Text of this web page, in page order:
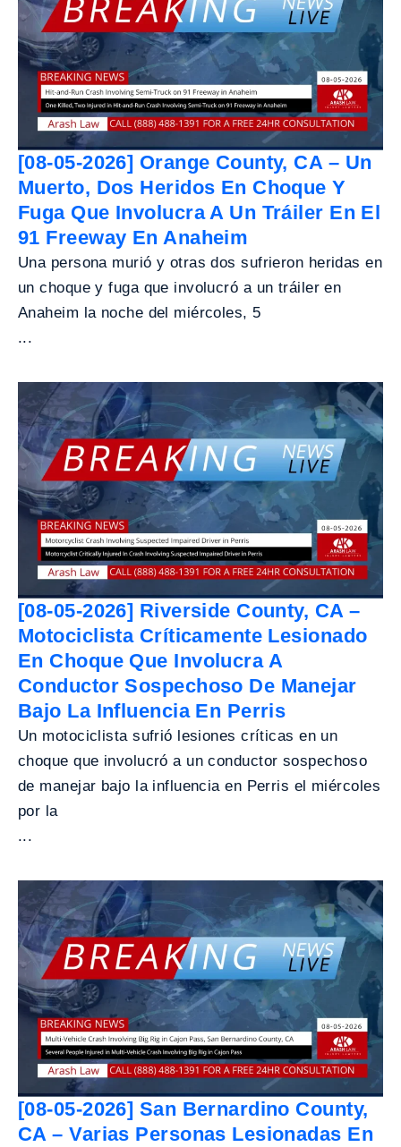
[08-05-2026] Orange County, CA – Un
Muerto, Dos Heridos En Choque Y
Fuga Que Involucra A Un Tráiler En El
91 Freeway En Anaheim
Una persona murió y otras dos sufrieron heridas en
un choque y fuga que involucró a un tráiler en
Anaheim la noche del miércoles, 5
...
[08-05-2026] Riverside County, CA –
Motociclista Críticamente Lesionado
En Choque Que Involucra A
Conductor Sospechoso De Manejar
Bajo La Influencia En Perris
Un motociclista sufrió lesiones críticas en un
choque que involucró a un conductor sospechoso
de manejar bajo la influencia en Perris el miércoles
por la
...
[08-05-2026] San Bernardino County,
CA – Varias Personas Lesionadas En